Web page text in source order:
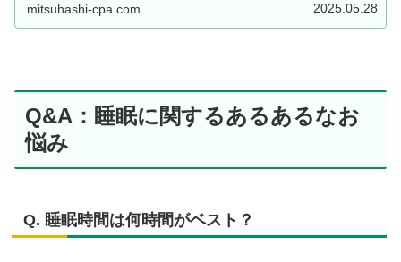
mitsuhashi-cpa.com 2025.05.28
Q&A：睡眠に関するあるあるなお
悩み
Q. 睡眠時間は何時間がベスト？